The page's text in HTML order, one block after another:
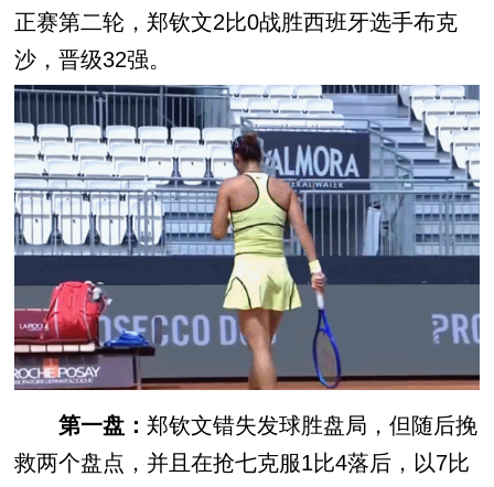
正赛第二轮，郑钦文2比0战胜西班牙选手布克
沙，晋级32强。
第一盘：郑钦文错失发球胜盘局，但随后挽
救两个盘点，并且在抢七克服1比4落后，以7比